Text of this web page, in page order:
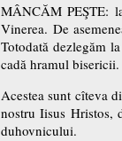
MÂNCĂM PEŞTE:
Vinerea. De
Totodată dezlegăm
cadă hramul bisericii.
Acestea sunt cîteva
nostru Iisus Hristos,
duhovnicului.